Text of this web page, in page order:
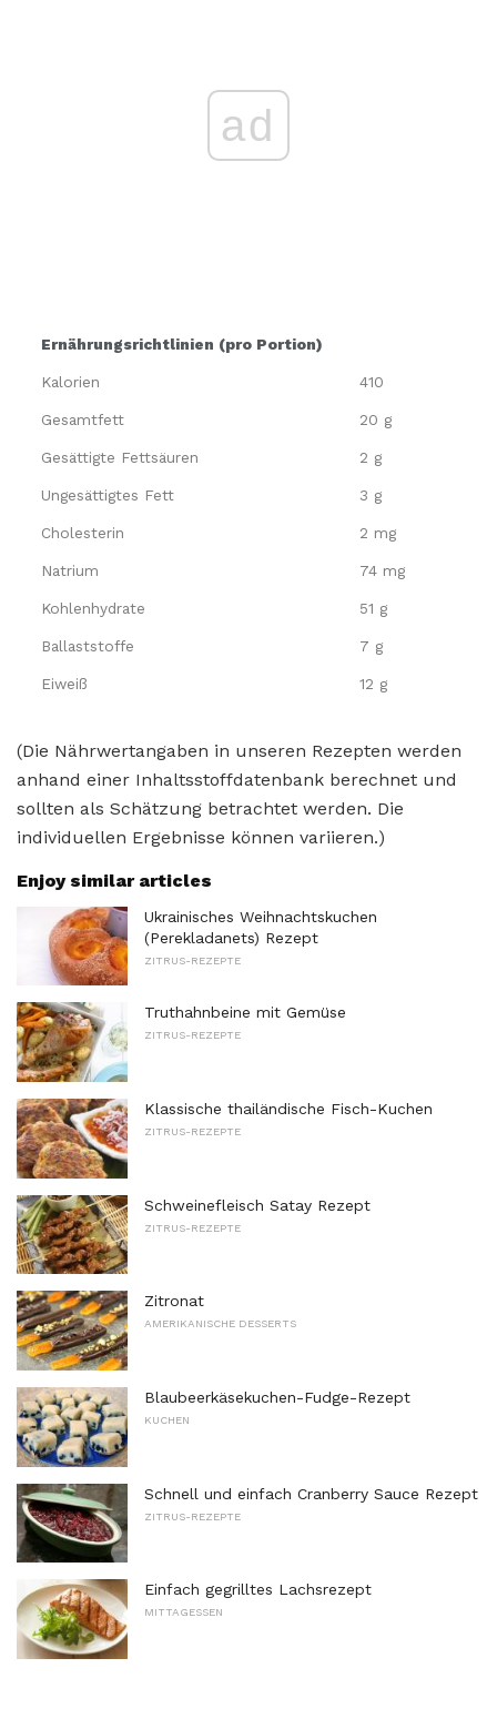
ad
Ernährungsrichtlinien (pro Portion)
Kalorien 410
Gesamtfett 20 g
Gesättigte Fettsäuren 2 g
Ungesättigtes Fett 3 g
Cholesterin 2 mg
Natrium 74 mg
Kohlenhydrate 51 g
Ballaststoffe 7 g
Eiweiß 12 g
(Die Nährwertangaben in unseren Rezepten werden
anhand einer Inhaltsstoffdatenbank berechnet und
sollten als Schätzung betrachtet werden. Die
individuellen Ergebnisse können variieren.)
Enjoy similar articles
Ukrainisches Weihnachtskuchen
(Perekladanets) Rezept
ZITRUS-REZEPTE
Truthahnbeine mit Gemüse
ZITRUS-REZEPTE
Klassische thailändische Fisch-Kuchen
ZITRUS-REZEPTE
Schweinefleisch Satay Rezept
ZITRUS-REZEPTE
Zitronat
AMERIKANISCHE DESSERTS
Blaubeerkäsekuchen-Fudge-Rezept
KUCHEN
Schnell und einfach Cranberry Sauce Rezept
ZITRUS-REZEPTE
Einfach gegrilltes Lachsrezept
MITTAGESSEN